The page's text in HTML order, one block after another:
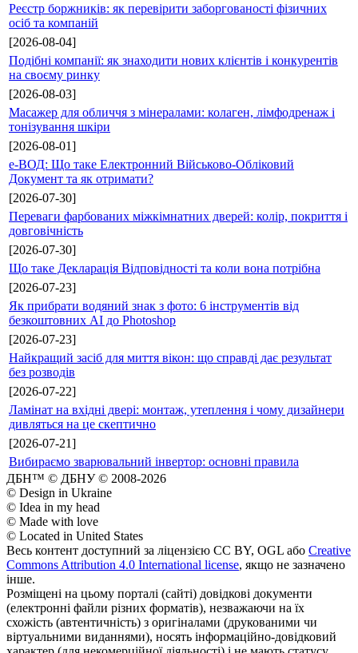
Реєстр боржників: як перевірити заборгованості фізичних
осіб та компаній
[2026-08-04]
Подібні компанії: як знаходити нових клієнтів і конкурентів
на своєму ринку
[2026-08-03]
Масажер для обличчя з мінералами: колаген, лімфодренаж і
тонізування шкіри
[2026-08-01]
е-ВОД: Що таке Електронний Військово-Обліковий
Документ та як отримати?
[2026-07-30]
Переваги фарбованих міжкімнатних дверей: колір, покриття і
довговічність
[2026-07-30]
Що таке Декларація Відповідності та коли вона потрібна
[2026-07-23]
Як прибрати водяний знак з фото: 6 інструментів від
безкоштовних AI до Photoshop
[2026-07-23]
Найкращий засіб для миття вікон: що справді дає результат
без розводів
[2026-07-22]
Ламінат на вхідні двері: монтаж, утеплення і чому дизайнери
дивляться на це скептично
[2026-07-21]
Вибираємо зварювальний інвертор: основні правила
ДБН™ © ДБНУ © 2008-2026
© Design in Ukraine
© Idea in my head
© Made with love
© Located in United States
Весь контент доступний за ліцензією CC BY, OGL або Creative
Commons Attribution 4.0 International license, якщо не зазначено
інше.
Розміщені на цьому порталі (сайті) довідкові документи
(електронні файли різних форматів), незважаючи на їх
схожість (автентичність) з оригіналами (друкованими чи
віртуальними виданнями), носять інформаційно-довідковий